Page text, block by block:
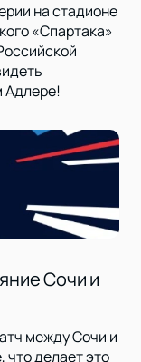
на стадионе
«Спартака»
Адлере!
Сочи и
между Сочи и
что делает это